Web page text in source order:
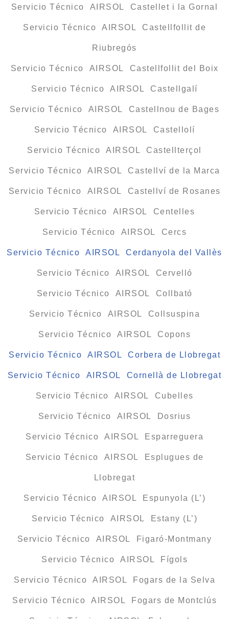
Servicio Técnico AIRSOL Castellet i la Gornal
Servicio Técnico AIRSOL Castellfollit de
Riubregós
Servicio Técnico AIRSOL Castellfollit del Boix
Servicio Técnico AIRSOL Castellgalí
Servicio Técnico AIRSOL Castellnou de Bages
Servicio Técnico AIRSOL Castellolí
Servicio Técnico AIRSOL Castellterçol
Servicio Técnico AIRSOL Castellví de la Marca
Servicio Técnico AIRSOL Castellví de Rosanes
Servicio Técnico AIRSOL Centelles
Servicio Técnico AIRSOL Cercs
Servicio Técnico AIRSOL Cerdanyola del Vallès
Servicio Técnico AIRSOL Cervelló
Servicio Técnico AIRSOL Collbató
Servicio Técnico AIRSOL Collsuspina
Servicio Técnico AIRSOL Copons
Servicio Técnico AIRSOL Corbera de Llobregat
Servicio Técnico AIRSOL Cornellà de Llobregat
Servicio Técnico AIRSOL Cubelles
Servicio Técnico AIRSOL Dosrius
Servicio Técnico AIRSOL Esparreguera
Servicio Técnico AIRSOL Esplugues de
Llobregat
Servicio Técnico AIRSOL Espunyola (L’)
Servicio Técnico AIRSOL Estany (L’)
Servicio Técnico AIRSOL Figaró-Montmany
Servicio Técnico AIRSOL Fígols
Servicio Técnico AIRSOL Fogars de la Selva
Servicio Técnico AIRSOL Fogars de Montclús